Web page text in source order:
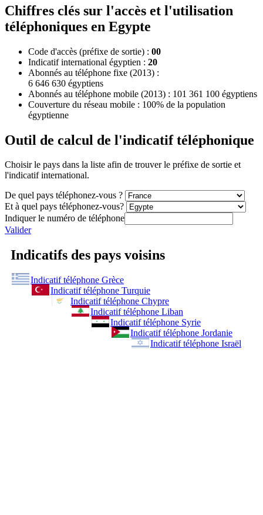
Chiffres clés sur l'accès et l'utilisation
téléphoniques en Egypte
Code d'accès (préfixe de sortie) : 00
Indicatif international égyptien : 20
Abonnés au téléphone fixe (2013) :
6 646 630 égyptiens
Abonnés au téléphone mobile (2013) : 101 361 100 égyptiens
Couverture du réseau mobile : 100% de la population
égyptienne
Outil de calcul de l'indicatif téléphonique
Choisir le pays dans la liste afin de trouver le préfixe de sortie et
l'indicatif international.
De quel pays téléphonez-vous ?
Et à quel pays téléphonez-vous?
Indiquer le numéro de téléphone
Valider
Indicatifs des pays voisins
Indicatif téléphone Grèce
Indicatif téléphone Turquie
Indicatif téléphone Chypre
Indicatif téléphone Liban
Indicatif téléphone Syrie
Indicatif téléphone Jordanie
Indicatif téléphone Israël